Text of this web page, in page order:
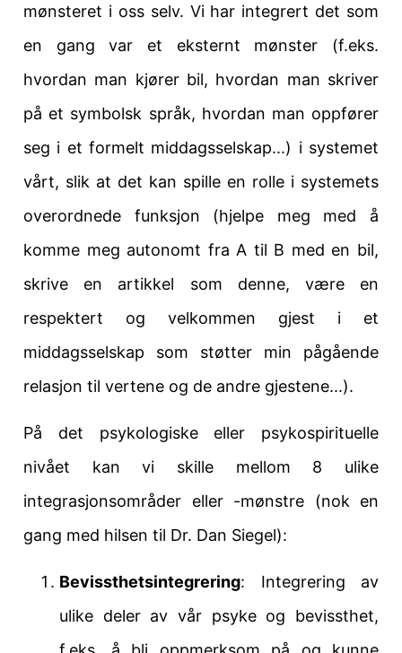
mønsteret i oss selv. Vi har integrert det som
en gang var et eksternt mønster (f.eks.
hvordan man kjører bil, hvordan man skriver
på et symbolsk språk, hvordan man oppfører
seg i et formelt middagsselskap...) i systemet
vårt, slik at det kan spille en rolle i systemets
overordnede funksjon (hjelpe meg med å
komme meg autonomt fra A til B med en bil,
skrive en artikkel som denne, være en
respektert og velkommen gjest i et
middagsselskap som støtter min pågående
relasjon til vertene og de andre gjestene...).
På det psykologiske eller psykospirituelle
nivået kan vi skille mellom 8 ulike
integrasjonsområder eller -mønstre (nok en
gang med hilsen til Dr. Dan Siegel):
Bevissthetsintegrering: Integrering av
ulike deler av vår psyke og bevissthet,